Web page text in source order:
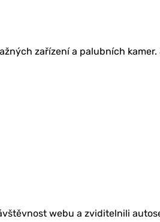
zařízení a palubních
webu a zviditelnili